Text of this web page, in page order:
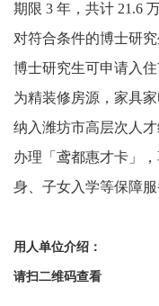
期限 3 年，共计 21.6
对符合条件的博士研
博士研究生可申请入
为精装修房源，家具
纳入潍坊市高层次人
办理「鸢都惠才卡」
身、子女入学等保障服
用人单位介绍：
请扫二维码查看